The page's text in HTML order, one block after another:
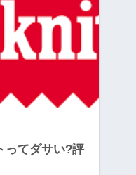
ってダサい?評